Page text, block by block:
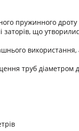
пружинного
заторів, що
використання,
труб діаметром